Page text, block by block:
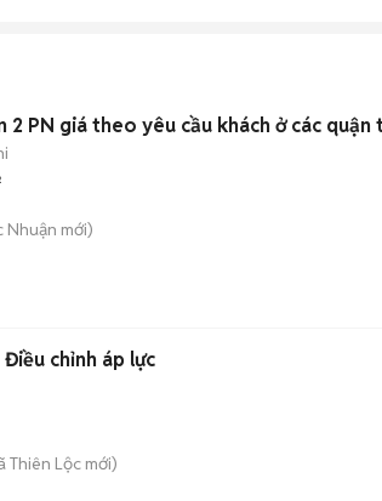
Chuyên căn 2 PN giá theo
Nhuận mới)
chỉnh áp lực
Thiên Lộc mới)